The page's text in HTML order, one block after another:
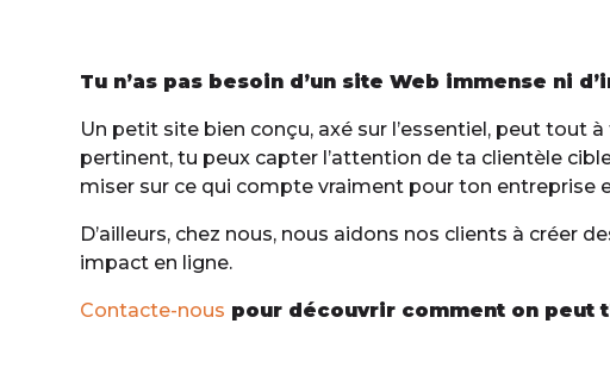
Tu n’as pas besoin d’un site Web immense ni
Un petit site bien conçu, axé sur l’essentiel, peut tout
pertinent, tu peux capter l’attention de ta clientèle
miser sur ce qui compte vraiment pour ton
D’ailleurs, chez nous, nous aidons nos clients à
impact en ligne.
Contacte-nous pour découvrir comment on peut